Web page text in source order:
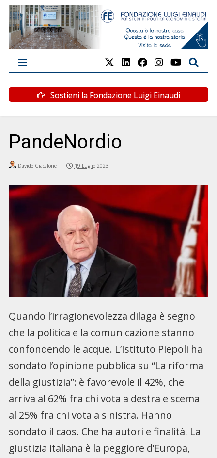
Sostieni la Fondazione Luigi Einaudi
PandeNordio
Davide Giacalone 19 Luglio 2023
Quando l’irragionevolezza dilaga è segno
che la politica e la comunicazione stanno
confondendo le acque. L’Istituto Piepoli ha
sondato l’opinione pubblica su “La riforma
della giustizia”: è favorevole il 42%, che
arriva al 62% fra chi vota a destra e scema
al 25% fra chi vota a sinistra. Hanno
sondato il caos. Che ha autori e finalità. La
giustizia italiana è la peggiore d’Europa,